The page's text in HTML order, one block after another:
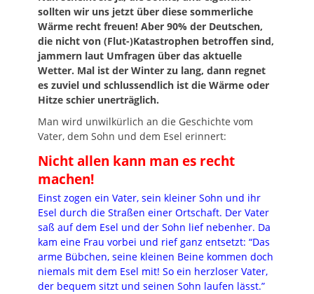
sollten wir uns jetzt über diese sommerliche
Wärme recht freuen! Aber 90% der Deutschen,
die nicht von (Flut-)Katastrophen betroffen sind,
jammern laut Umfragen über das aktuelle
Wetter. Mal ist der Winter zu lang, dann regnet
es zuviel und schlussendlich ist die Wärme oder
Hitze schier unerträglich.
Man wird unwilkürlich an die Geschichte vom
Vater, dem Sohn und dem Esel erinnert:
Nicht allen kann man es recht
machen!
Einst zogen ein Vater, sein kleiner Sohn und ihr
Esel durch die Straßen einer Ortschaft. Der Vater
saß auf dem Esel und der Sohn lief nebenher. Da
kam eine Frau vorbei und rief ganz entsetzt: “Das
arme Bübchen, seine kleinen Beine kommen doch
niemals mit dem Esel mit! So ein herzloser Vater,
der bequem sitzt und seinen Sohn laufen lässt.”